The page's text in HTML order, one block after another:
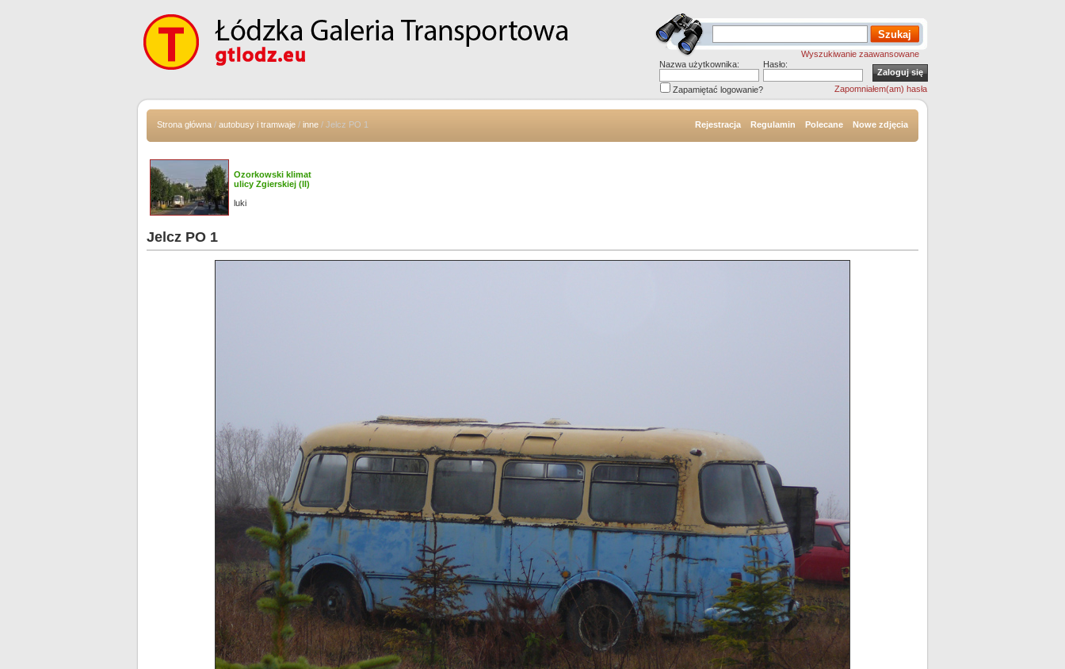
Wyszukiwanie zaawansowane
Nazwa użytkownika:
Hasło:
Zapamiętać logowanie? Zapomniałem(am) hasła
Strona główna / autobusy i tramwaje / inne / Jelcz PO 1 Rejestracja Regulamin Polecane Nowe zdjęcia
Ozorkowski klimat
ulicy Zgierskiej (II)
luki
Jelcz PO 1